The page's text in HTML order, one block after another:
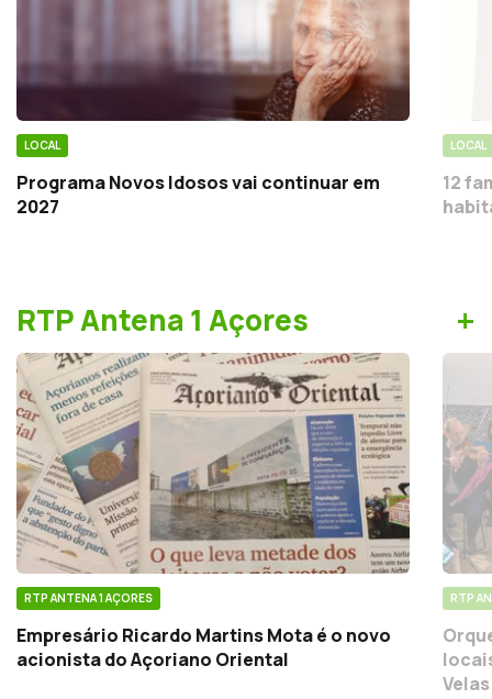
LOCAL
Programa Novos Idosos vai continuar em
2027
LOCAL
12
RTP Antena 1 Açores +
RTP ANTENA 1 AÇORES
Empresário Ricardo Martins Mota é o novo
acionista do Açoriano Oriental
RTP
Velas